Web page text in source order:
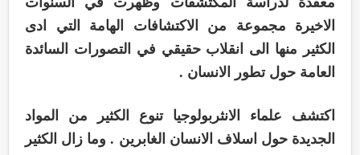
الاخيرة مجموعة من الاكتشافات الهامة التي ادى
الكثير منها الى انقلاب حقيقي في التصورات السائدة
العامة حول تطور الانسان .
اكتشف علماء الانثربولوجيا تنوع الكثير من المواد
الجديدة حول اسلاف الانسان الغابرين . وما زال الكثير